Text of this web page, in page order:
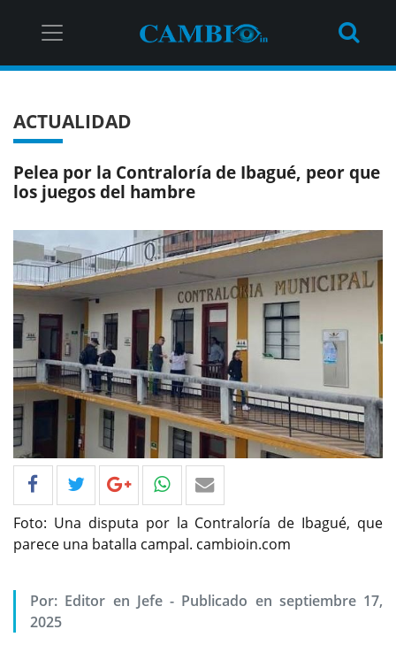
ACTUALIDAD
Pelea por la Contraloría de Ibagué, peor que
los juegos del hambre
Foto: Una disputa por la Contraloría de Ibagué, que
parece una batalla campal. cambioin.com
Por: Editor en Jefe - Publicado en septiembre 17,
2025